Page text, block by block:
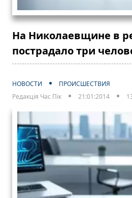
На Николаевщине в
пострадало три
НОВОСТИ
ПРОИСШЕСТВИЯ
Редакція Час Пік
21:01:2014